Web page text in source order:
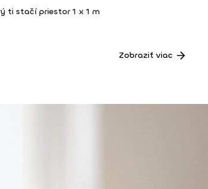
ti stačí priestor 1 x 1 m
Zobraziť viac